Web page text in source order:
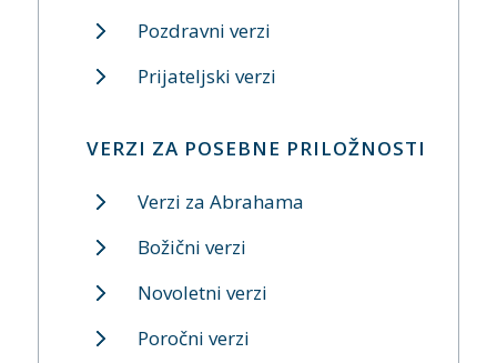
Pozdravni verzi
Prijateljski verzi
VERZI ZA POSEBNE PRILOŽNOSTI
Verzi za Abrahama
Božični verzi
Novoletni verzi
Poročni verzi